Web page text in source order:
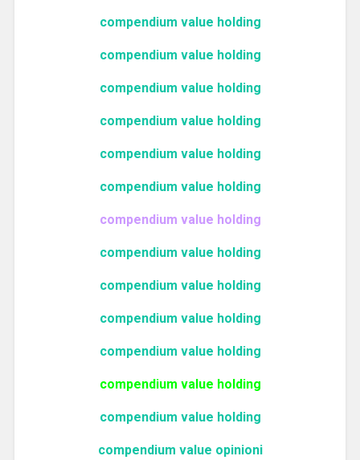
compendium value holding
compendium value holding
compendium value holding
compendium value holding
compendium value holding
compendium value holding
compendium value holding
compendium value holding
compendium value holding
compendium value holding
compendium value holding
compendium value holding
compendium value holding
compendium value opinioni